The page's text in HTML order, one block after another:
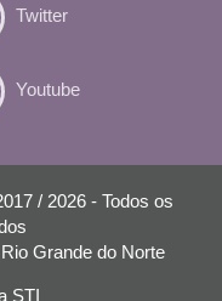
Twitter
Youtube
/ 2026 - Todos os
Grande do Norte
STI